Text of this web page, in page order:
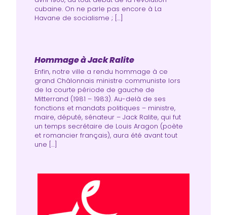
cubaine. On ne parle pas encore à La
Havane de socia­lisme ; […]
Hommage à Jack Ralite
Enfin, notre ville a rendu hommage à ce
grand Châlonnais ministre communiste lors
de la courte période de gauche de
Mitterrand (1981 – 1983). Au-delà de ses
fonctions et mandats politiques – ministre,
maire, député, sénateur – Jack Ralite, qui fut
un temps secrétaire de Louis Aragon (poète
et romancier français), aura été avant tout
une […]